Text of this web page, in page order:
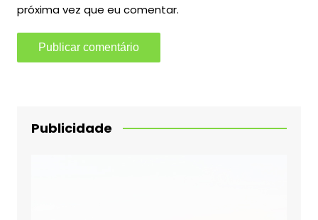
próxima vez que eu comentar.
Publicidade